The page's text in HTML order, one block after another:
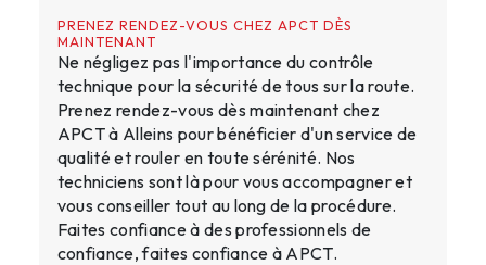
PRENEZ RENDEZ-VOUS CHEZ APCT DÈS
MAINTENANT
Ne négligez pas l'importance du contrôle
technique pour la sécurité de tous sur la route.
Prenez rendez-vous dès maintenant chez
APCT à Alleins pour bénéficier d'un service de
qualité et rouler en toute sérénité. Nos
techniciens sont là pour vous accompagner et
vous conseiller tout au long de la procédure.
Faites confiance à des professionnels de
confiance, faites confiance à APCT.